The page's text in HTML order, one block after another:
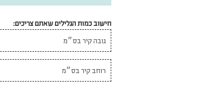
חישוב כמות הגלילים שאתם צריכים: